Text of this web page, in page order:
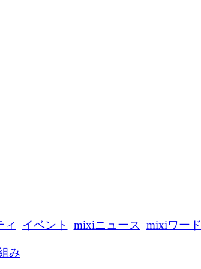
ィ イベント mixiニュース mixiワード
み